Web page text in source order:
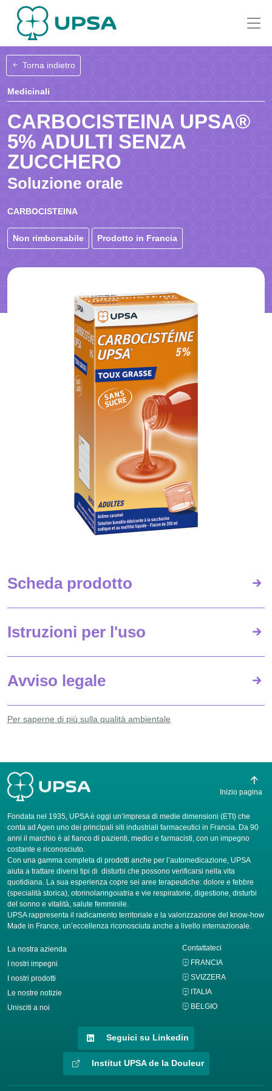
Torna indietro
Medicinali
CARBOCISTEINA UPSA®
5% ADULTI SENZA
ZUCCHERO
Soluzione orale
CARBOCISTEINA
Non rimborsabile Prodotto in Francia
Scheda prodotto
Istruzioni per l'uso
Avviso legale
Per saperne di più sulla qualità ambientale
Fondata nel 1935, UPSA è oggi un’impresa di medie dimensioni (ETI) che
conta ad Agen uno dei principali siti industriali farmaceutici in Francia. Da 90
anni il marchio è al fianco di pazienti, medici e farmacisti, con un impegno
costante e riconosciuto.
Con una gamma completa di prodotti anche per l’automedicazione, UPSA
aiuta a trattare diversi tipi di disturbi che possono verificarsi nella vita
quotidiana. La sua esperienza copre sei aree terapeutiche: dolore e febbre
(specialità storica), otorinolaringoiatria e vie respiratorie, digestione, disturbi
del sonno e vitalità, salute femminile.
UPSA rappresenta il radicamento territoriale e la valorizzazione del know-how
Made in France, un’eccellenza riconosciuta anche a livello internazionale.
La nostra azienda
I nostri impegni
I nostri prodotti
Le nostre notizie
Unisciti a noi
Contattateci
FRANCIA
SVIZZERA
ITALIA
BELGIO
Inizio pagina
Seguici su Linkedin
Institut UPSA de la Douleur